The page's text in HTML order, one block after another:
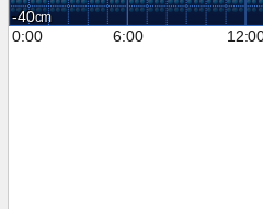
-40
0:00
6:00